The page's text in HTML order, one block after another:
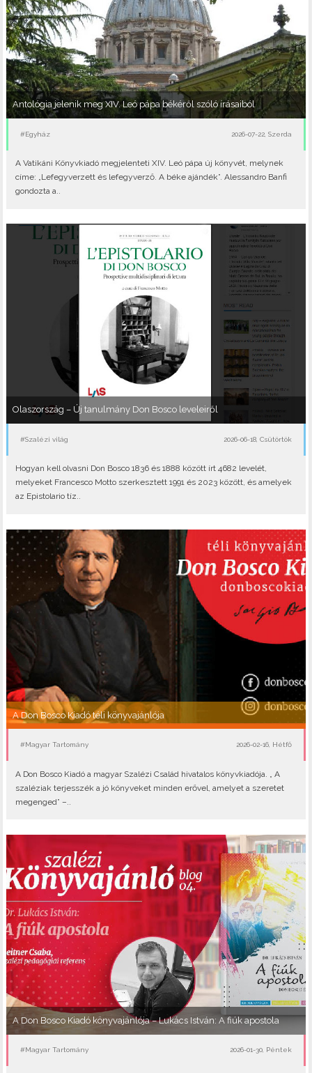
Antológia jelenik meg XIV. Leó pápa békéről szóló írásaiból
#Egyház 2026-07-22, Szerda
A Vatikáni Könyvkiadó megjelenteti XIV. Leó pápa új könyvét, melynek
címe: „Lefegyverzett és lefegyverző. A béke ajándék”. Alessandro Banfi
gondozta a..
Olaszország – Új tanulmány Don Bosco leveleiről
#Szalézi világ 2026-06-18, Csütörtök
Hogyan kell olvasni Don Bosco 1836 és 1888 között írt 4682 levelét,
melyeket Francesco Motto szerkesztett 1991 és 2023 között, és amelyek
az Epistolario tíz..
A Don Bosco Kiadó téli könyvajánlója
#Magyar Tartomány 2026-02-16, Hétfő
A Don Bosco Kiadó a magyar Szalézi Család hivatalos könyvkiadója. „ A
szaléziak terjesszék a jó könyveket minden erővel, amelyet a szeretet
megenged” –..
A Don Bosco Kiadó könyvajánlója – Lukács István: A fiúk apostola
#Magyar Tartomány 2026-01-30, Péntek